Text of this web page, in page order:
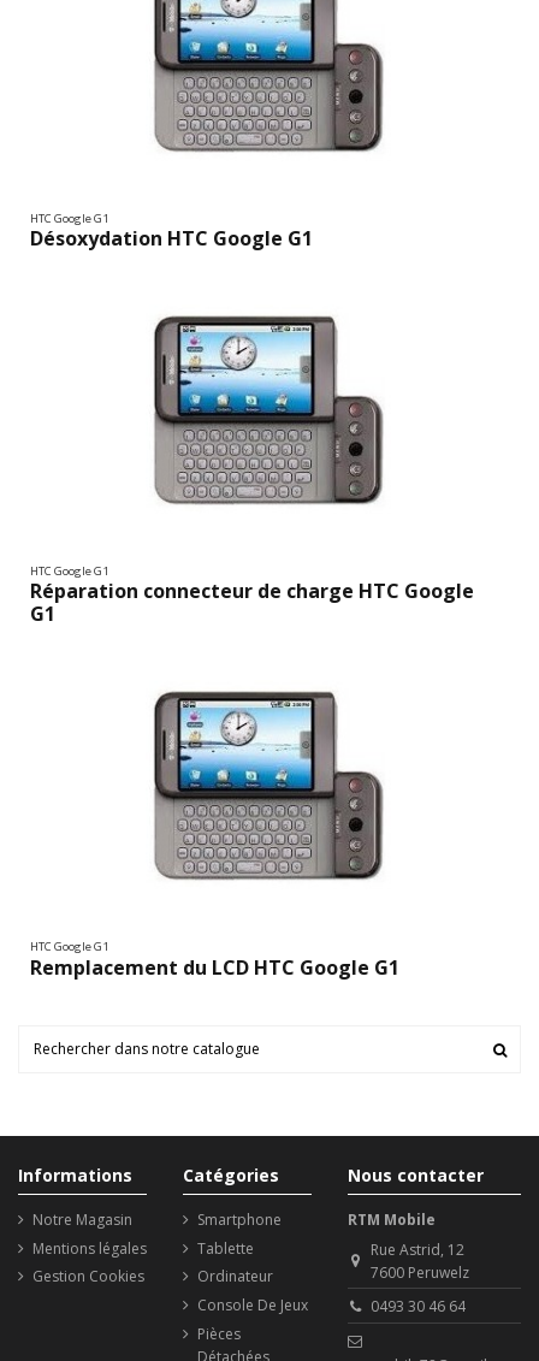
HTC Google G1
Désoxydation HTC Google G1
HTC Google G1
Réparation connecteur de charge HTC Google
G1
HTC Google G1
Remplacement du LCD HTC Google G1
Informations
Notre Magasin
Mentions légales
Gestion Cookies
Catégories
Smartphone
Tablette
Ordinateur
Console De Jeux
Pièces
Détachées
Nous contacter
RTM Mobile
Rue Astrid, 12
7600 Peruwelz
0493 30 46 64